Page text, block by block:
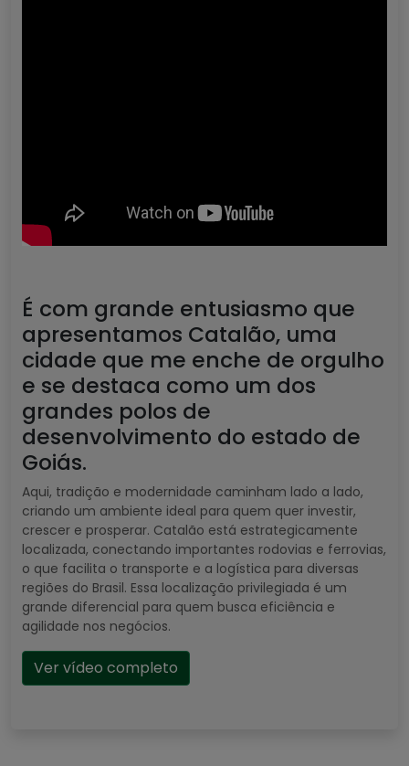
É com grande entusiasmo que
apresentamos Catalão, uma
cidade que me enche de orgulho
e se destaca como um dos
grandes polos de
desenvolvimento do estado de
Goiás.
Aqui, tradição e modernidade caminham lado a lado,
criando um ambiente ideal para quem quer investir,
crescer e prosperar. Catalão está estrategicamente
localizada, conectando importantes rodovias e ferrovias,
o que facilita o transporte e a logística para diversas
regiões do Brasil. Essa localização privilegiada é um
grande diferencial para quem busca eficiência e
agilidade nos negócios.
Ver vídeo completo